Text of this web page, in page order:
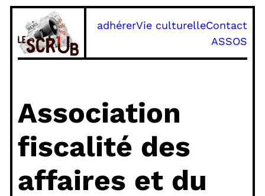
Aller
contenu
adhérerVie culturelleContact
ASSOS
Association
fiscalité des
affaires et du